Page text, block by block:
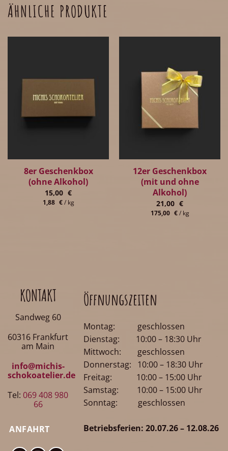
ÄHNLICHE PRODUKTE
8er Geschenkbox
(ohne Alkohol)
15,00 €
1,88 €/ kg
12er Geschenkbox
(mit und ohne
Alkohol)
21,00 €
175,00 €/ kg
KONTAKT
Sandweg 60
60316 Frankfurt
am Main
info@michis-
schokoatelier.de
Tel:069 408 980
66
ANFAHRT
Öffnungszeiten
Montag: geschlossen
Dienstag: 10:00 – 18:30 Uhr
Mittwoch: geschlossen
Donnerstag: 10:00 – 18:30 Uhr
Freitag: 10:00 – 15:00 Uhr
Samstag: 10:00 – 15:00 Uhr
Sonntag: geschlossen
Betriebsferien: 20.07.26 – 12.08.26